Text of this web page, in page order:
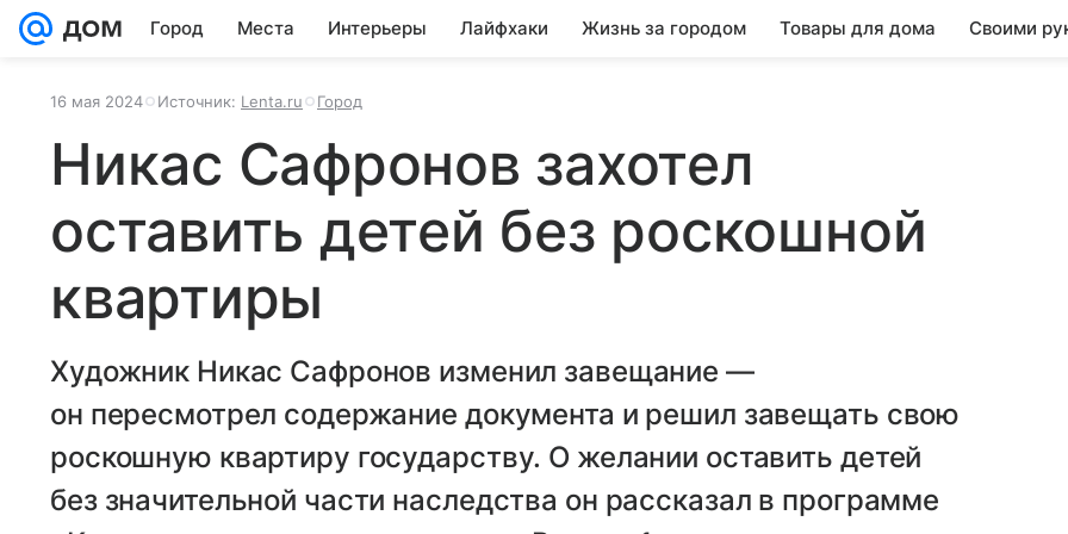
Город Места Интерьеры Лайфхаки Жизнь за городом Товары для дома Своими
16 мая 2024 Источник: Lenta.ru Город
Никас Сафронов захотел
оставить детей без роскошной
квартиры
Художник Никас Сафронов изменил завещание —
он пересмотрел содержание документа и решил завещать свою
роскошную квартиру государству. О желании оставить детей
без значительной части наследства он рассказал в программе